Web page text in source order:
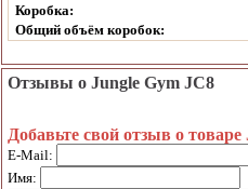
Коробка:
Общий объём коробок:
Отзывы о Jungle Gym JC8
Добавьте свой отзыв о
E-Mail:
Имя: